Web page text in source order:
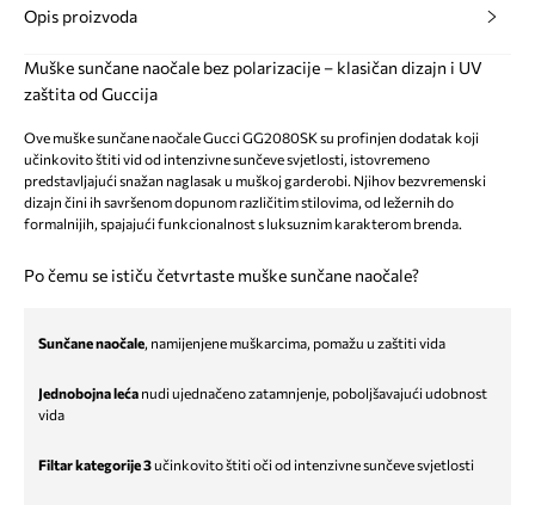
Opis proizvoda
Muške sunčane naočale bez polarizacije – klasičan dizajn i UV
zaštita od Guccija
Ove muške sunčane naočale Gucci GG2080SK su profinjen dodatak koji
učinkovito štiti vid od intenzivne sunčeve svjetlosti, istovremeno
predstavljajući snažan naglasak u muškoj garderobi. Njihov bezvremenski
dizajn čini ih savršenom dopunom različitim stilovima, od ležernih do
formalnijih, spajajući funkcionalnost s luksuznim karakterom brenda.
Po čemu se ističu četvrtaste muške sunčane naočale?
Sunčane naočale, namijenjene muškarcima, pomažu u zaštiti vida
Jednobojna leća nudi ujednačeno zatamnjenje, poboljšavajući udobnost
vida
Filtar kategorije 3učinkovito štiti oči od intenzivne sunčeve svjetlosti